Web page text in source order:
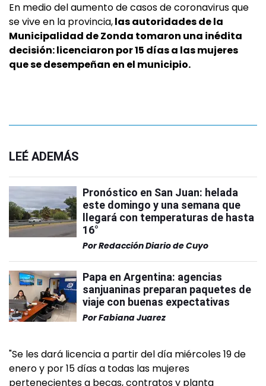
En medio del aumento de casos de coronavirus que
se vive en la provincia,las autoridades de la
Municipalidad de Zonda tomaron una inédita
decisión: licenciaron por 15 días a las mujeres
que se desempeñan en el municipio.
LEÉ ADEMÁS
Pronóstico en San Juan: helada
este domingo y una semana que
llegará con temperaturas de hasta
16°
PorRedacción Diario de Cuyo
Papa en Argentina: agencias
sanjuaninas preparan paquetes de
viaje con buenas expectativas
PorFabiana Juarez
"Se les dará licencia a partir del día miércoles 19 de
enero y por 15 días a todas las mujeres
pertenecientes a becas, contratos y planta